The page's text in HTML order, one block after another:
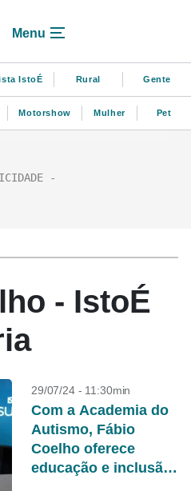
Menu
IstoÉ Rural Gente
Motorshow Mulher Pet
- IstoÉ
29/07/24 - 11:30min
Com a Academia do
Autismo, Fábio
Coelho oferece
educação e inclusão